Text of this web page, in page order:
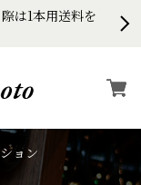
は1本用送料を
ョン